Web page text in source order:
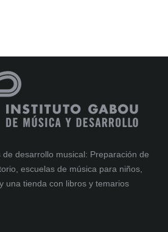
desarrollo musical: Preparación de
escuelas de música para niños,
una tienda con libros y temarios